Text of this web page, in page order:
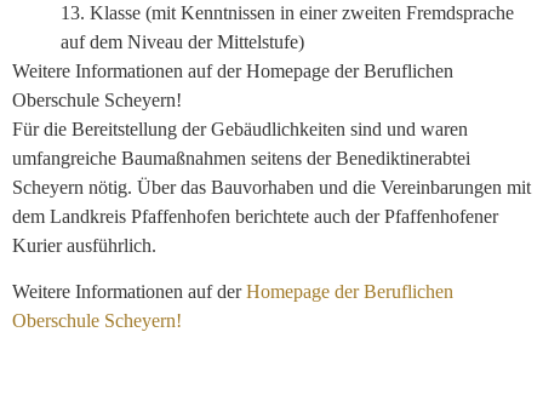
13. Klasse (mit Kenntnissen in einer zweiten Fremdsprache
auf dem Niveau der Mittelstufe)
Weitere Informationen auf der Homepage der Beruflichen
Oberschule Scheyern!
Für die Bereitstellung der Gebäudlichkeiten sind und waren
umfangreiche Baumaßnahmen seitens der Benediktinerabtei
Scheyern nötig. Über das Bauvorhaben und die Vereinbarungen mit
dem Landkreis Pfaffenhofen berichtete auch der Pfaffenhofener
Kurier ausführlich.
Weitere Informationen auf derHomepage der Beruflichen
Oberschule Scheyern!